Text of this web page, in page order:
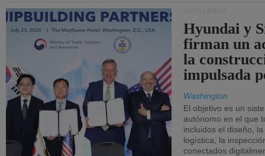
Hyundai y
firman un
la
impulsada
Washington
El objetivo es un
autónomo en el que
incluidos el diseño,
logística, la
conectados